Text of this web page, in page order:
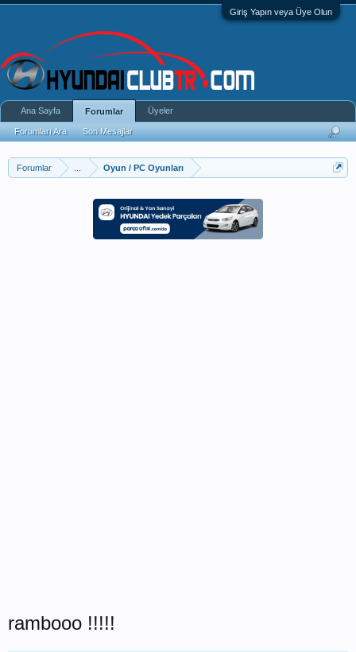
Giriş Yapın veya Üye Olun
Forumlar Oyun / PC Oyunları
rambooo !!!!!
Ana Sayfa Forumlar
Forumları Ara Son Mesajlar
Üyeler